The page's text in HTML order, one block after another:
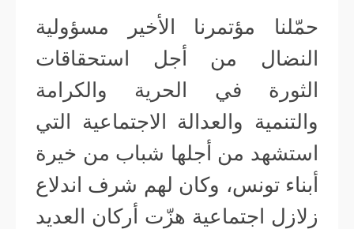
حمّلنا مؤتمرنا الأخير مسؤولية
النضال من أجل استحقاقات
الثورة في الحرية والكرامة
والتنمية والعدالة الاجتماعية التي
استشهد من أجلها شباب من خيرة
أبناء تونس، وكان لهم شرف اندلاع
زلازل اجتماعية هزّت أركان العديد